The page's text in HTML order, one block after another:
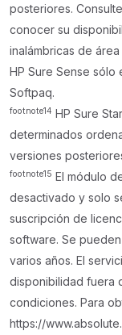
posteriores.
conocer su
inalámbricas de
HP Sure Sense sólo
Softpaq.
footnote14 HP Sure
determinados
versiones
footnote15 El módulo
desactivado y solo
suscripción de
software. Se
varios años. El
disponibilidad fuera
condiciones. Para
https://